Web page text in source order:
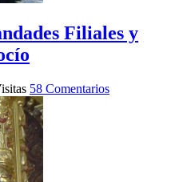
Filiales y
58 Comentarios